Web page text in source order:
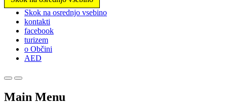
Prosimo,
upoštevajte:
spletno
mesto
vključuje
sistem
Pritisnite
F11,
Skok na osrednjo vsebino
kontakti
facebook
turizem
o Občini
AED
Main Menu